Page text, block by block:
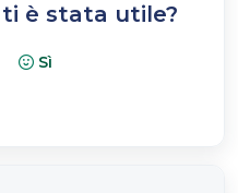
è stata utile?
Sì